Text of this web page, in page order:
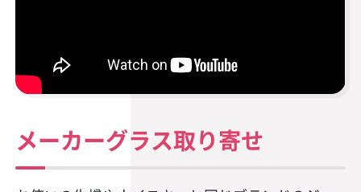
メーカーグラス取り寄せ